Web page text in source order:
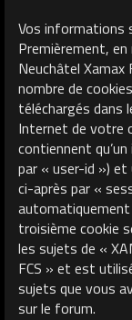
Vos informations
Premièrement,
Neuchâtel Xamax
nombre de
téléchargés dans
Internet de votre
contiennent
par « user-id »)
ci-après par «
automatiquement
troisième cookie
les sujets de «
FCS » et est
sujets que vous
sur le forum.